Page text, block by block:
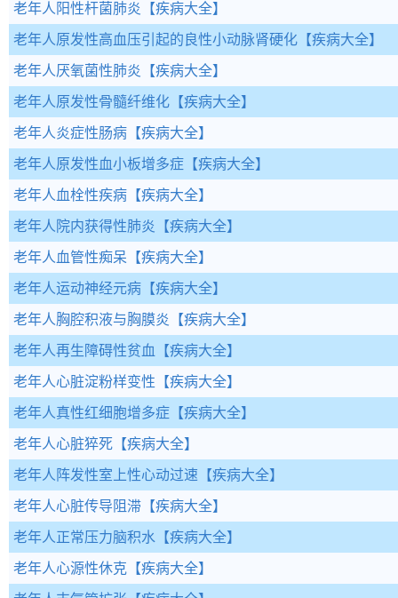
老年人阳性杆菌肺炎 【疾病大全】
老年人原发性高血压引起的良性小动脉肾硬化 【疾病大全】
老年人厌氧菌性肺炎 【疾病大全】
老年人原发性骨髓纤维化 【疾病大全】
老年人炎症性肠病 【疾病大全】
老年人原发性血小板增多症 【疾病大全】
老年人血栓性疾病 【疾病大全】
老年人院内获得性肺炎 【疾病大全】
老年人血管性痴呆 【疾病大全】
老年人运动神经元病 【疾病大全】
老年人胸腔积液与胸膜炎 【疾病大全】
老年人再生障碍性贫血 【疾病大全】
老年人心脏淀粉样变性 【疾病大全】
老年人真性红细胞增多症 【疾病大全】
老年人心脏猝死 【疾病大全】
老年人阵发性室上性心动过速 【疾病大全】
老年人心脏传导阻滞 【疾病大全】
老年人正常压力脑积水 【疾病大全】
老年人心源性休克 【疾病大全】